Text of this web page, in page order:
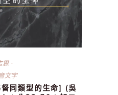
恩
文字
同類型的生命] (吳